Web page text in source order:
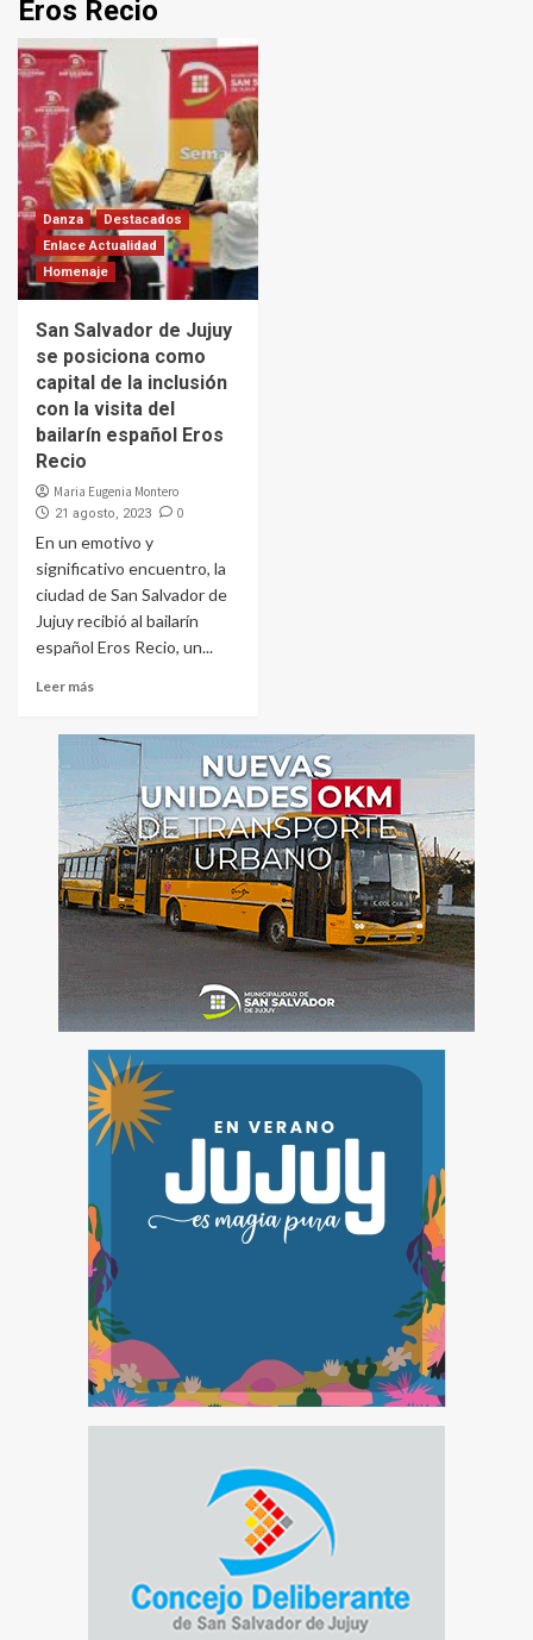
Eros Recio
Danza
Destacados
Enlace Actualidad
Homenaje
San Salvador de Jujuy
se posiciona como
capital de la inclusión
con la visita del
bailarín español Eros
Recio
Maria Eugenia Montero
21 agosto, 2023 0
En un emotivo y
significativo encuentro, la
ciudad de San Salvador de
Jujuy recibió al bailarín
español Eros Recio, un...
Leer más